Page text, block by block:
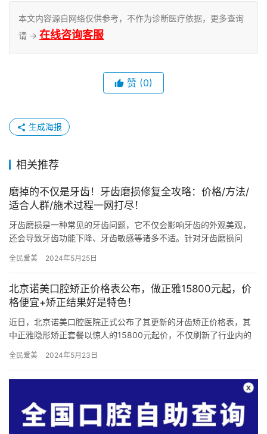
本文内容源自网络仅供参考，不作为诊断医疗依据，更多查询
请 → 在线咨询客服
赞 (0)
生成海报
相关推荐
磨掉的不仅是牙齿！牙齿磨损修复全攻略：价格/方法/
适合人群/施术过程一网打尽！
牙齿磨损是一种常见的牙齿问题，它不仅会影响牙齿的外观美观，
还会导致牙齿功能下降、牙齿敏感等诸多不适。针对牙齿磨损问
三种方法…
全民爱美 2024年5月25日
北京诺美口腔矫正价格表公布，做正雅15800元起，价
格便宜+矫正结果好是特色！
近日，北京诺美口腔医院正式公布了其更新的牙齿矫正价格表，其
中正雅隐形矫正套餐以惊人的15800元起价，不仅刷新了行业内的
睐…
全民爱美 2024年5月23日